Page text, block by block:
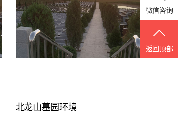
北龙山墓园环境
微信咨询
返回顶部